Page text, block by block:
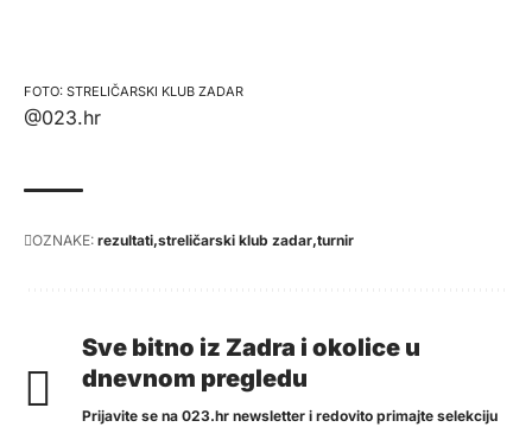
STRELIČARSKI KLUB ZADAR
@023.hr
OZNAKE: rezultati streličarski klub zadar turnir
Sve bitno iz Zadra i okolice u
dnevnom pregledu
Prijavite se na 023.hr newsletter i redovito primajte selekciju